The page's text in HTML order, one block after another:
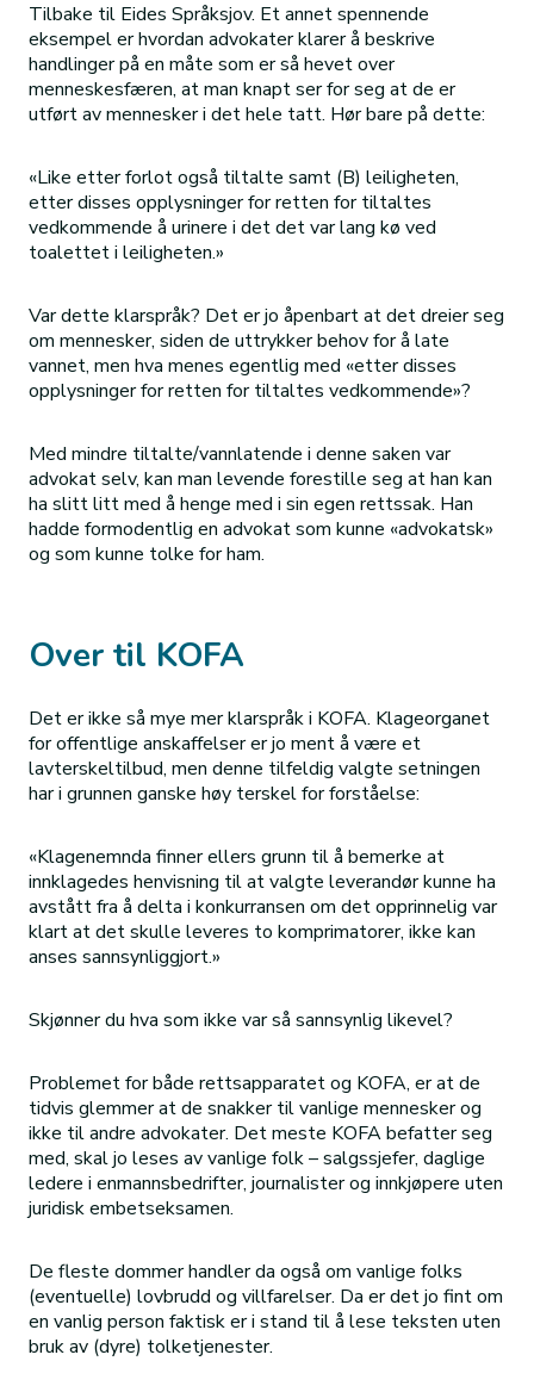
Tilbake til Eides Språksjov. Et annet spennende
eksempel er hvordan advokater klarer å beskrive
handlinger på en måte som er så hevet over
menneskesfæren, at man knapt ser for seg at de er
utført av mennesker i det hele tatt. Hør bare på dette:
«Like etter forlot også tiltalte samt (B) leiligheten,
etter disses opplysninger for retten for tiltaltes
vedkommende å urinere i det det var lang kø ved
toalettet i leiligheten.»
Var dette klarspråk? Det er jo åpenbart at det dreier seg
om mennesker, siden de uttrykker behov for å late
vannet, men hva menes egentlig med «etter disses
opplysninger for retten for tiltaltes vedkommende»?
Med mindre tiltalte/vannlatende i denne saken var
advokat selv, kan man levende forestille seg at han kan
ha slitt litt med å henge med i sin egen rettssak. Han
hadde formodentlig en advokat som kunne «advokatsk»
og som kunne tolke for ham.
Over til KOFA
Det er ikke så mye mer klarspråk i KOFA. Klageorganet
for offentlige anskaffelser er jo ment å være et
lavterskeltilbud, men denne tilfeldig valgte setningen
har i grunnen ganske høy terskel for forståelse:
«Klagenemnda finner ellers grunn til å bemerke at
innklagedes henvisning til at valgte leverandør kunne ha
avstått fra å delta i konkurransen om det opprinnelig var
klart at det skulle leveres to komprimatorer, ikke kan
anses sannsynliggjort.»
Skjønner du hva som ikke var så sannsynlig likevel?
Problemet for både rettsapparatet og KOFA, er at de
tidvis glemmer at de snakker til vanlige mennesker og
ikke til andre advokater. Det meste KOFA befatter seg
med, skal jo leses av vanlige folk – salgssjefer, daglige
ledere i enmannsbedrifter, journalister og innkjøpere uten
juridisk embetseksamen.
De fleste dommer handler da også om vanlige folks
(eventuelle) lovbrudd og villfarelser. Da er det jo fint om
en vanlig person faktisk er i stand til å lese teksten uten
bruk av (dyre) tolketjenester.